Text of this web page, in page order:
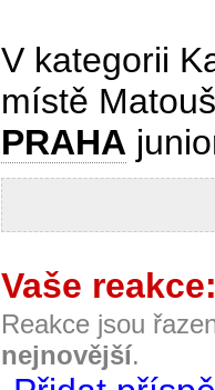
V kategorii
místě
PRAHA
Vaše
Reakce jsou
nejnovější.